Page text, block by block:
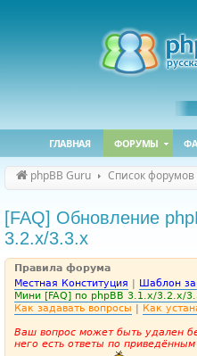
ГЛАВНАЯ ФОРУМЫ
phpBB Guru Список форумов
[FAQ] Обновление
3.2.x/3.3.x
Правила форума
Местная Конституция | Шаблон
Мини [FAQ] по phpBB 3.1.x/3.2.x/
Как задавать вопросы | Как
Ваш вопрос может быть удален
него есть ответы по